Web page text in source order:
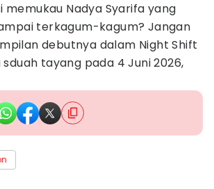
memukau Nadya Syarifa yang
terkagum-kagum? Jangan
debutnya dalam Night Shift
tayang pada 4 Juni 2026,